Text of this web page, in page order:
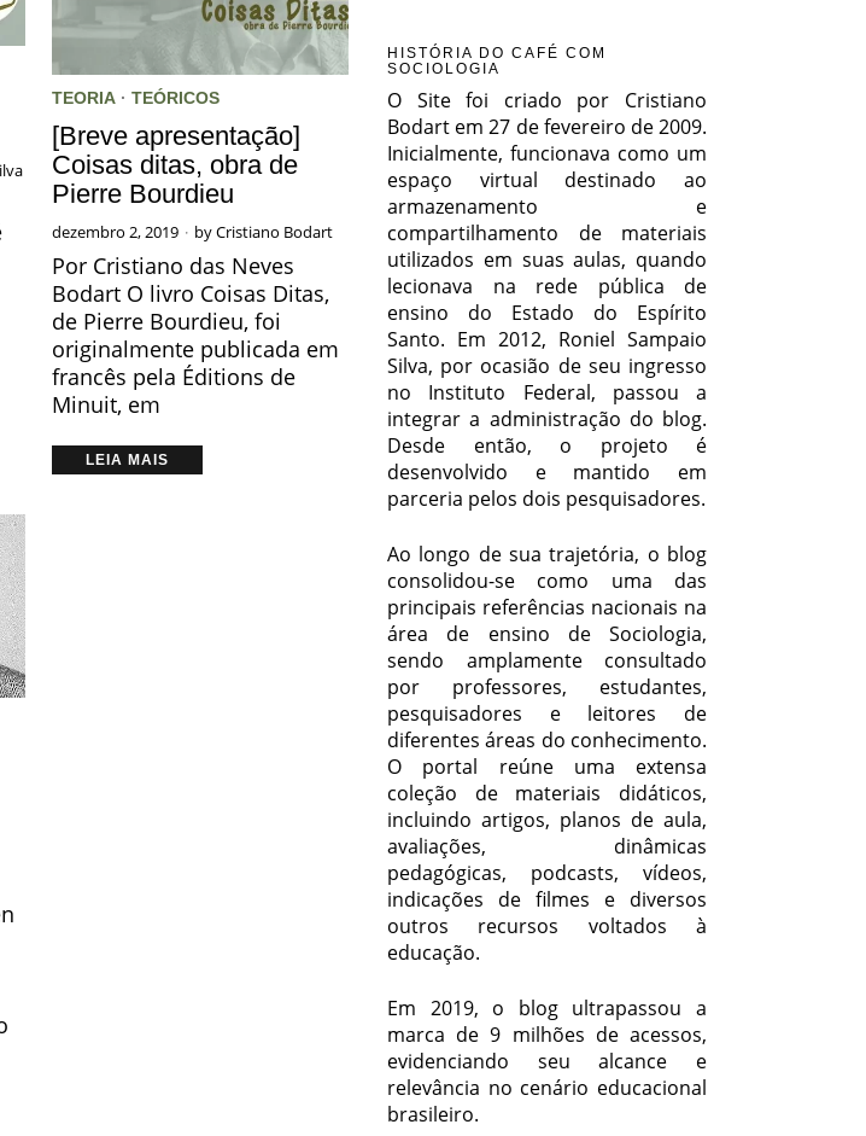
TEORIA · TEÓRICOS
[Breve apresentação]
Coisas ditas, obra de
Pierre Bourdieu
dezembro 2, 2019 byCristiano Bodart
Por Cristiano das Neves
Bodart O livro Coisas Ditas,
de Pierre Bourdieu, foi
originalmente publicada em
francês pela Éditions de
Minuit, em
LEIA MAIS
HISTÓRIA DO CAFÉ COM
SOCIOLOGIA
O Site foi criado por Cristiano
Bodart em 27 de fevereiro de 2009.
Inicialmente, funcionava como um
espaço virtual destinado ao
armazenamento e
compartilhamento de materiais
utilizados em suas aulas, quando
lecionava na rede pública de
ensino do Estado do Espírito
Santo. Em 2012, Roniel Sampaio
Silva, por ocasião de seu ingresso
no Instituto Federal, passou a
integrar a administração do blog.
Desde então, o projeto é
desenvolvido e mantido em
parceria pelos dois pesquisadores.
Ao longo de sua trajetória, o blog
consolidou-se como uma das
principais referências nacionais na
área de ensino de Sociologia,
sendo amplamente consultado
por professores, estudantes,
pesquisadores e leitores de
diferentes áreas do conhecimento.
O portal reúne uma extensa
coleção de materiais didáticos,
incluindo artigos, planos de aula,
avaliações, dinâmicas
pedagógicas, podcasts, vídeos,
indicações de filmes e diversos
outros recursos voltados à
educação.
Em 2019, o blog ultrapassou a
marca de 9 milhões de acessos,
evidenciando seu alcance e
relevância no cenário educacional
brasileiro.